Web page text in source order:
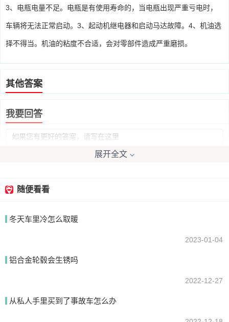
3、电瓶电量不足。电瓶是有使用寿命的，当电瓶出现严重亏电时，
车辆将无法正常启动。3、起动机继电器和启动马达故障。4、机油选
择不得当。机油的粘度不合适，会对零部件造成严重磨损。
其他答案
我要回答
提交
展开全文
随便看看
冬天车里冷怎么取暖
2023-01-04
铝合金轮毂会生锈吗
2022-12-27
从私人手里买到了事故车怎么办